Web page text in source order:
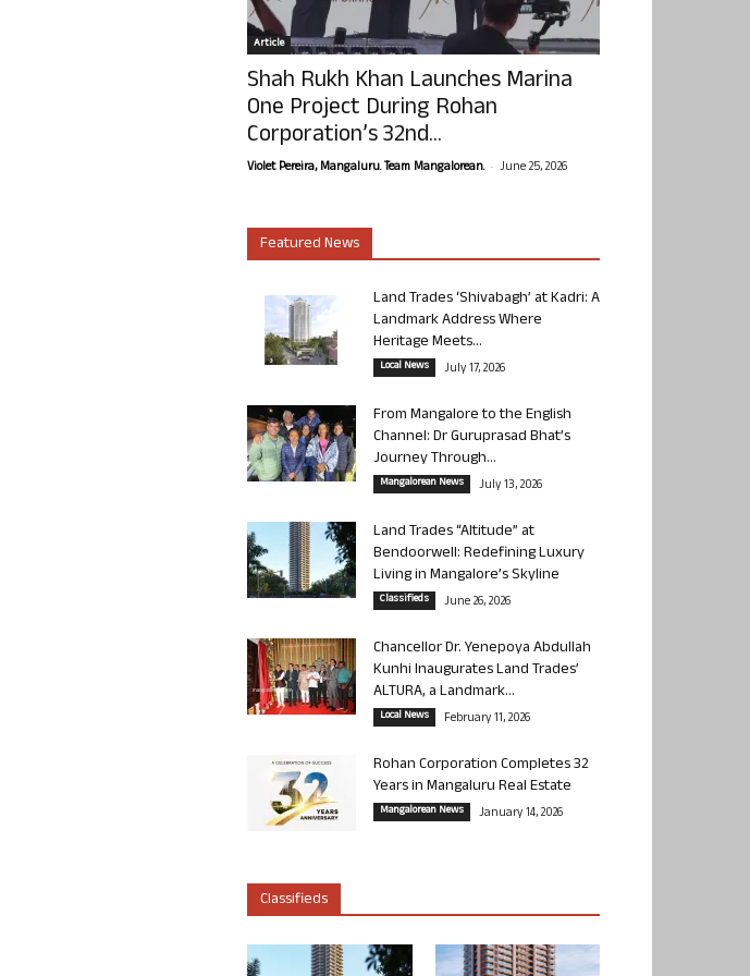
Article
Shah Rukh Khan Launches Marina
One Project During Rohan
Corporation’s 32nd...
Violet Pereira, Mangaluru. Team Mangalorean. - June 25, 2026
Featured News
Land Trades ‘Shivabagh’ at Kadri: A
Landmark Address Where
Heritage Meets...
Local News July 17, 2026
From Mangalore to the English
Channel: Dr Guruprasad Bhat’s
Journey Through...
Mangalorean News July 13, 2026
Land Trades “Altitude” at
Bendoorwell: Redefining Luxury
Living in Mangalore’s Skyline
Classifieds June 26, 2026
Chancellor Dr. Yenepoya Abdullah
Kunhi Inaugurates Land Trades’
ALTURA, a Landmark...
Local News February 11, 2026
Rohan Corporation Completes 32
Years in Mangaluru Real Estate
Mangalorean News January 14, 2026
Classifieds